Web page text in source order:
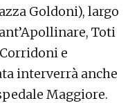
Goldoni), largo
Toti
e
interverrà anche
Maggiore.